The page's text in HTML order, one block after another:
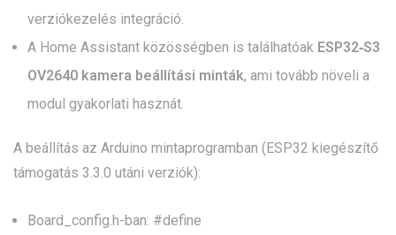
verziókezelés integráció.
A Home Assistant közösségben is találhatóak ESP32‑S3
OV2640 kamera beállítási minták, ami tovább növeli a
modul gyakorlati hasznát.
A beállítás az Arduino mintaprogramban (ESP32 kiegészítő
támogatás 3.3.0 utáni verziók):
Board_config.h-ban: #define